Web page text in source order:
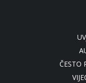
ČESTO